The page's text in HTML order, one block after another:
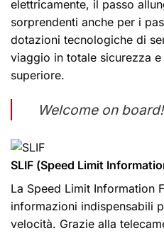
elettricamente, il passo
sorprendenti anche per i
dotazioni tecnologiche di
viaggio in totale sicurezza
superiore.
Welcome on board!
SLIF (Speed Limit
La Speed Limit Information
informazioni indispensabili
velocità. Grazie alla